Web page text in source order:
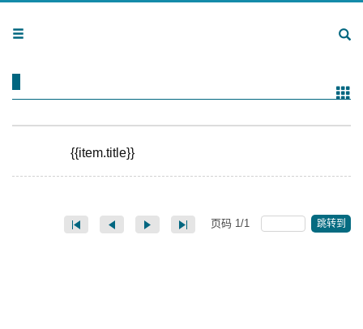
{{item.title}}
页码 1/1 跳转到